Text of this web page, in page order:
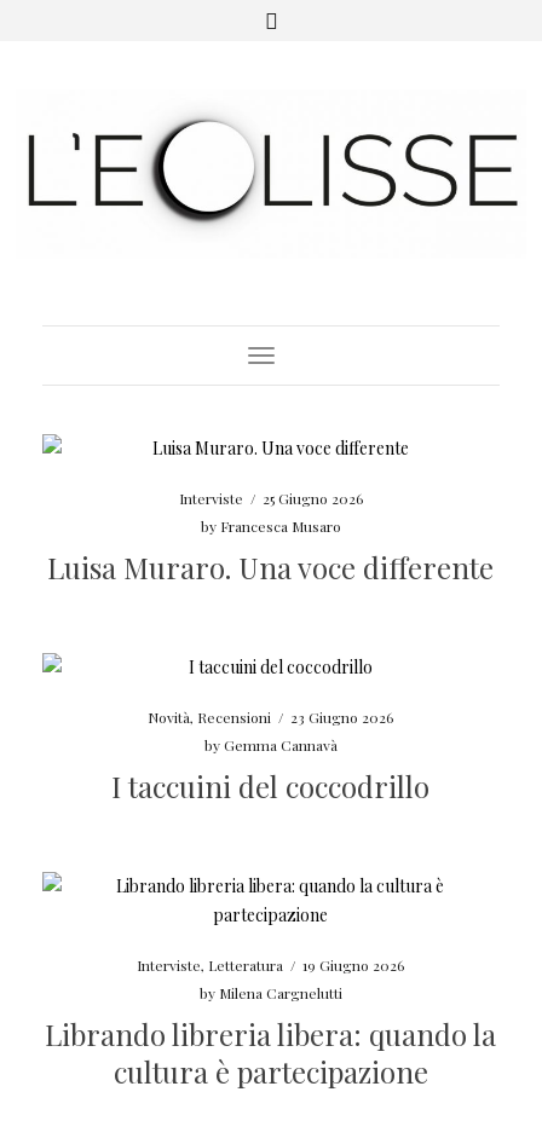
Toggle Navigation
Interviste / 25 Giugno 2026
by Francesca Musaro
Luisa Muraro. Una voce differente
Novità, Recensioni / 23 Giugno 2026
byGemma Cannavà
I taccuini del coccodrillo
Interviste, Letteratura / 19 Giugno 2026
by Milena Cargnelutti
Librando libreria libera: quando la
cultura è partecipazione